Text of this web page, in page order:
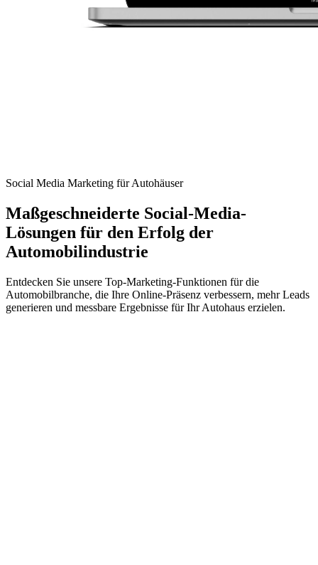
Social Media Marketing für Autohäuser
Maßgeschneiderte Social-Media-
Lösungen für den Erfolg der
Automobilindustrie
Entdecken Sie unsere Top-Marketing-Funktionen für die
Automobilbranche, die Ihre Online-Präsenz verbessern, mehr Leads
generieren und messbare Ergebnisse für Ihr Autohaus erzielen.